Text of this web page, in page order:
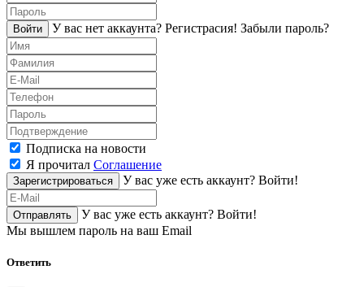
Войти У вас нет аккаунта? Регистраcия! Забыли пароль?
Подписка на новости
Я прочитал Соглашение
Зарегистрироваться У вас уже есть аккаунт? Войти!
Отправлять У вас уже есть аккаунт? Войти!
Мы вышлем пароль на ваш Email
Ответить